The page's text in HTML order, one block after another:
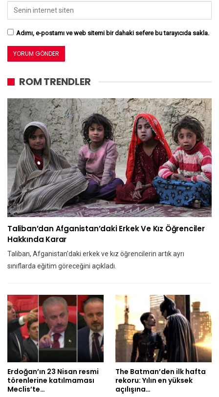
Adımı, e-postamı ve web sitemi bir dahaki sefere bu tarayıcıda sakla.
ROM TRENDLER
Taliban’dan Afganistan’daki Erkek Ve Kız Öğrenciler
Hakkında Karar
Taliban, Afganistan'daki erkek ve kız öğrencilerin artık ayrı
sınıflarda eğitim göreceğini açıkladı.
Erdoğan’ın 23 Nisan resmi
törenlerine katılmaması
Meclis’te…
The Batman’den ilk hafta
rekoru: Yılın en yüksek
açılışına…